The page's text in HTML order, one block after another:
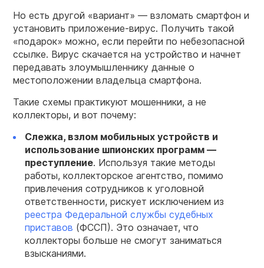
Но есть другой «вариант» — взломать смартфон и
установить приложение-вирус. Получить такой
«подарок» можно, если перейти по небезопасной
ссылке. Вирус скачается на устройство и начнет
передавать злоумышленнику данные о
местоположении владельца смартфона.
Такие схемы практикуют мошенники, а не
коллекторы, и вот почему:
Слежка, взлом мобильных устройств и
использование шпионских программ —
преступление. Используя такие методы
работы, коллекторское агентство, помимо
привлечения сотрудников к уголовной
ответственности, рискует исключением из
реестра Федеральной службы судебных
приставов (ФССП). Это означает, что
коллекторы больше не смогут заниматься
взысканиями.